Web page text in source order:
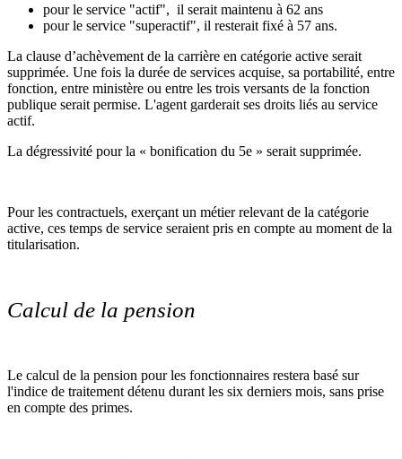
pour le service "actif", il serait maintenu à 62 ans
pour le service "superactif", il resterait fixé à 57 ans.
La clause d’achèvement de la carrière en catégorie active serait
supprimée. Une fois la durée de services acquise, sa portabilité, entre
fonction, entre ministère ou entre les trois versants de la fonction
publique serait permise. L'agent garderait ses droits liés au service
actif.
La dégressivité pour la « bonification du 5e » serait supprimée.
Pour les contractuels, exerçant un métier relevant de la catégorie
active, ces temps de service seraient pris en compte au moment de la
titularisation.
Calcul de la pension
Le calcul de la pension pour les fonctionnaires restera basé sur
l'indice de traitement détenu durant les six derniers mois, sans prise
en compte des primes.